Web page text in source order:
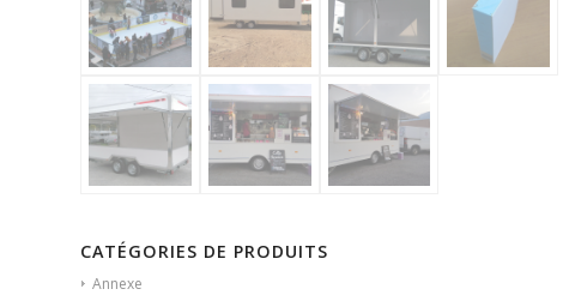
CATÉGORIES DE PRODUITS
Annexe